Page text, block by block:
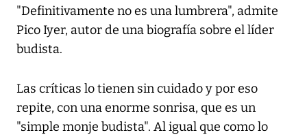
"Definitivamente no es una lumbrera", admite
Pico Iyer, autor de una biografía sobre el líder
budista.
Las críticas lo tienen sin cuidado y por eso
repite, con una enorme sonrisa, que es un
"simple monje budista". Al igual que como lo